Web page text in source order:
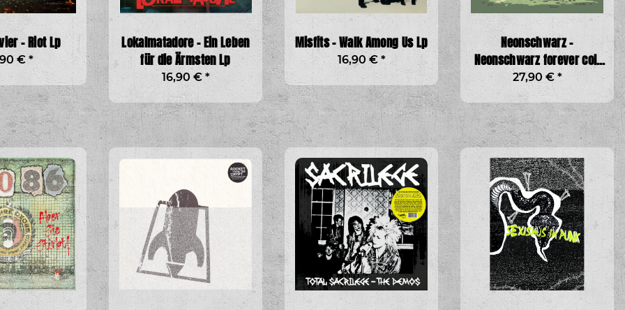
- Riot Lp
€ *
Lokalmatadore - Ein Leben
für die Ärmsten Lp
16,90 € *
Misfits - Walk Among Us Lp
16,90 € *
Neonschwarz -
Neonschwarz forever col.
Lp
27,90 € *
BASH! - Cheers & Beers Lp +A3
Fucking Angry - Still Fucking
Angry col. Lp
19,90 €*